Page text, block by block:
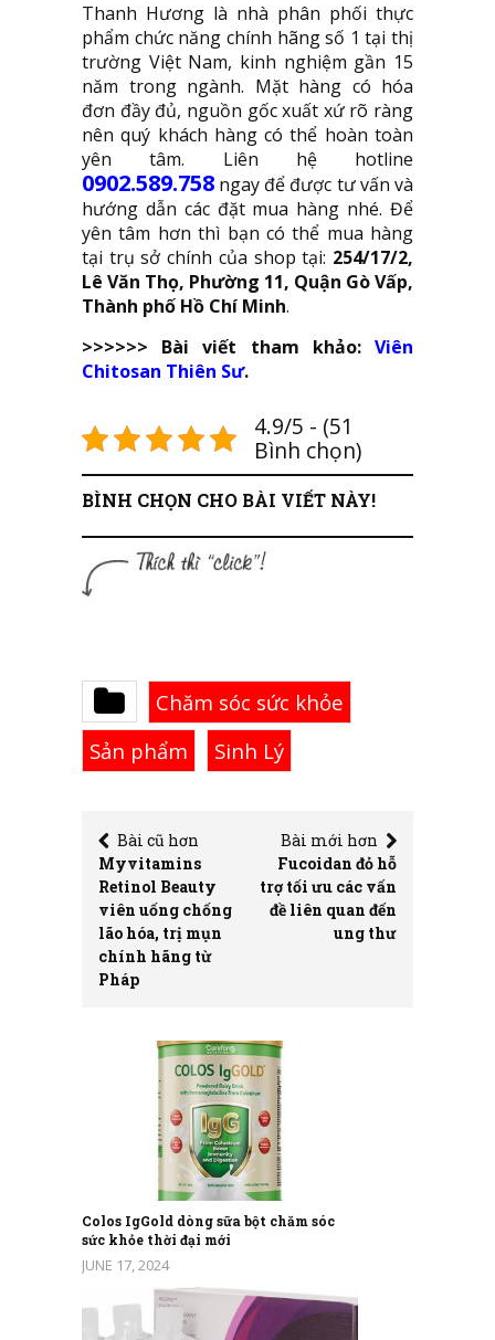
Thanh Hương là nhà phân phối thực
phẩm chức năng chính hãng số 1 tại thị
trường Việt Nam, kinh nghiệm gần 15
năm trong ngành. Mặt hàng có hóa
đơn đầy đủ, nguồn gốc xuất xứ rõ ràng
nên quý khách hàng có thể hoàn toàn
yên tâm. Liên hệ hotline
0902.589.758 ngay để được tư vấn và
hướng dẫn các đặt mua hàng nhé. Để
yên tâm hơn thì bạn có thể mua hàng
tại trụ sở chính của shop tại: 254/17/2,
Lê Văn Thọ, Phường 11, Quận Gò Vấp,
Thành phố Hồ Chí Minh.
>>>>>> Bài viết tham khảo: Viên
Chitosan Thiên Sư.
4.9/5 - (51
Bình chọn)
BÌNH CHỌN CHO BÀI VIẾT NÀY!
Chăm sóc sức khỏe
Sản phẩm
Sinh Lý
Bài cũ hơn
Myvitamins
Retinol Beauty
viên uống chống
lão hóa, trị mụn
chính hãng từ
Pháp
Bài mới hơn
Fucoidan đỏ hỗ
trợ tối ưu các vấn
đề liên quan đến
ung thư
Colos IgGold dòng sữa bột chăm sóc
sức khỏe thời đại mới
JUNE 17, 2024